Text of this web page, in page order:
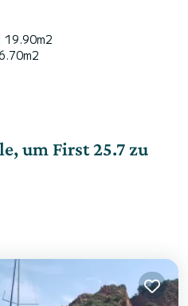
: 19.90m2
um First 25.7 zu